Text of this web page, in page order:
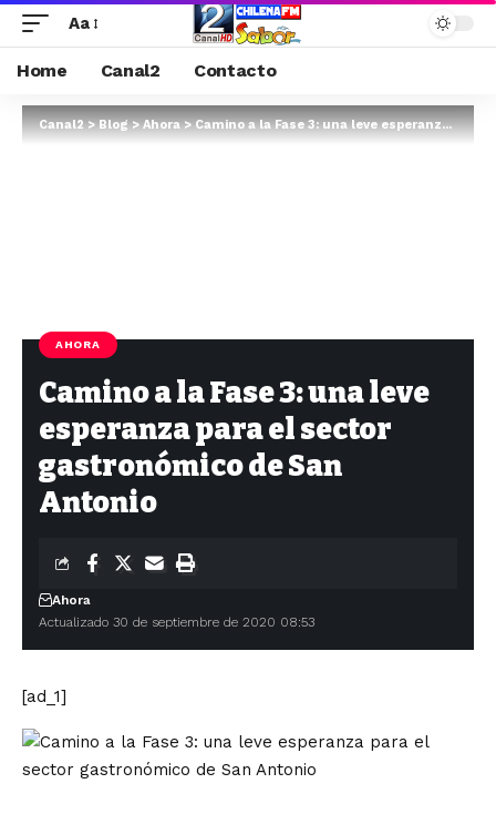
Aa
Home Canal2 Contacto
Canal2>Blog>Ahora>Camino a la Fase 3: una leve esperanza para el sector gastronómico de San Antonio
AHORA
Camino a la Fase 3: una leve
esperanza para el sector
gastronómico de San
Antonio
Actualizado 30 de septiembre de 2020 08:53
Ahora
[ad_1]